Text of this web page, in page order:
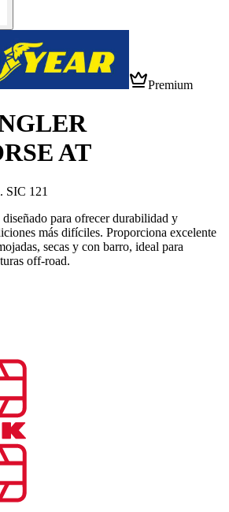
Premium
AT
SIC 121
para ofrecer durabilidad y
más difíciles. Proporciona excelente
secas y con barro, ideal para
off-road.